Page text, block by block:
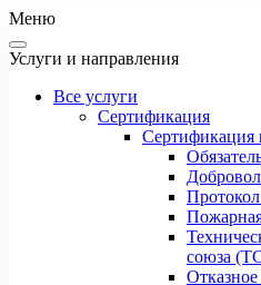
Меню
Услуги и направления
Все услуги
Сертификация
Сертификация
союза